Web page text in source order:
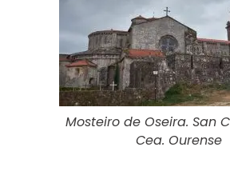
Mosteiro de Oseira. San
Cea. Ourense